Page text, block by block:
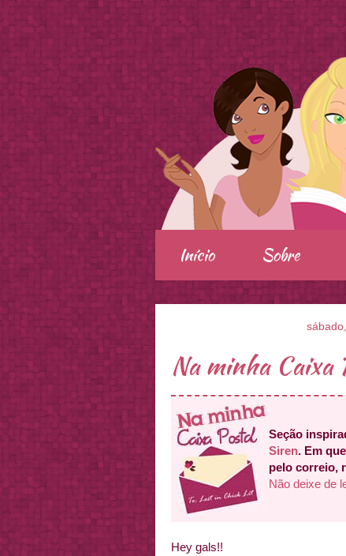
.
Início Sobre
Na minha
Seção
Siren. Em
pelo correio,
Não deixe de
Hey gals!!